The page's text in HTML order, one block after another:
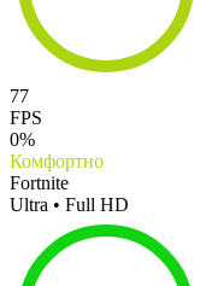
77
FPS
0%
Комфортно
Fortnite
Ultra • Full HD